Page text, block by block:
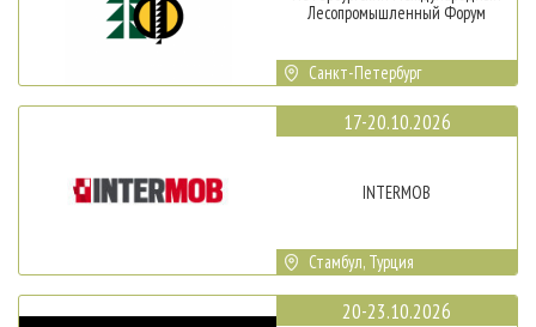
Лесопромышленный Форум
Санкт-Петербург
17-20.10.2026
INTERMOB
Стамбул, Турция
20-23.10.2026